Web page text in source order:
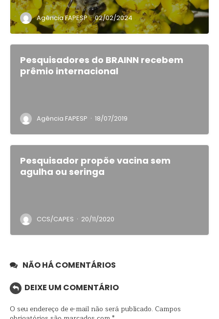
Agência FAPESP · 02/02/2024
Pesquisadores do BRAINN recebem
prêmio internacional
Agência FAPESP · 18/07/2019
Pesquisador propõe vacina sem
agulha ou seringa
CCS/CAPES · 20/11/2020
NÃO HÁ COMENTÁRIOS
DEIXE UM COMENTÁRIO
O seu endereço de e-mail não será publicado. Campos